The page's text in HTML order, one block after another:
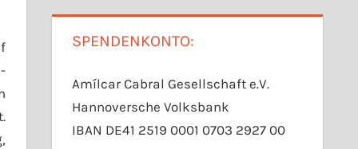
SPENDENKONTO:
Amílcar Cabral Gesellschaft e.V.
Hannoversche Volksbank
IBAN DE41 2519 0001 0703 2927 00